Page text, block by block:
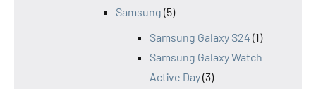
Samsung (5)
Samsung Galaxy S24 (1)
Samsung Galaxy Watch
Active Day(3)